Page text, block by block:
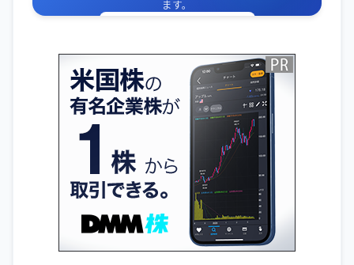
ます。